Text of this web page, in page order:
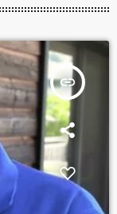
insert_link